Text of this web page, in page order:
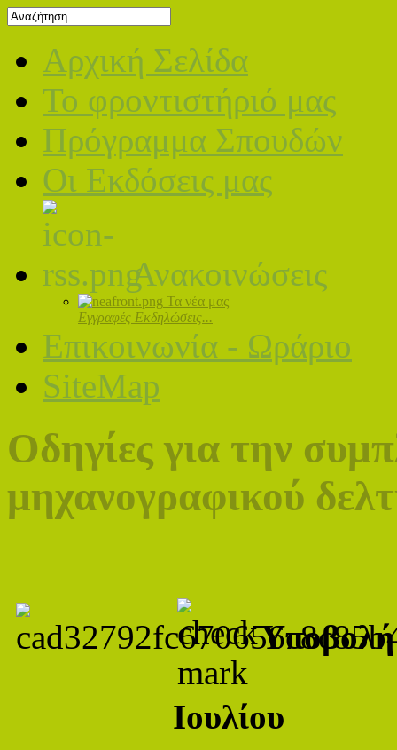
Αρχική Σελίδα
Το φροντιστήριό μας
Πρόγραμμα Σπουδών
Οι Εκδόσεις μας
Ανακοινώσεις
Τα νέα μας
Εγγραφές Εκδηλώσεις...
Επικοινωνία - Ωράριο
SiteMap
Οδηγίες για την
μηχανογραφικού
Ιουλίου